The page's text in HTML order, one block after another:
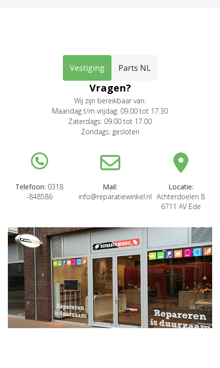
Vestiging Parts NL
Vragen?
Wij zijn bereikbaar van:
Maandag t/m vrijdag: 09.00 tot 17.30
Zaterdags: 09.00 tot 17.00
Zondags: gesloten
Telefoon: 0318
-848586
Mail:
info@reparatiewinkel.nl
Locatie:
Achterdoelen 8
6711 AV Ede